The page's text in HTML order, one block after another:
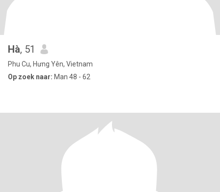
Hà, 51
Phu Cu, Hưng Yên, Vietnam
Op zoek naar: Man 48 - 62